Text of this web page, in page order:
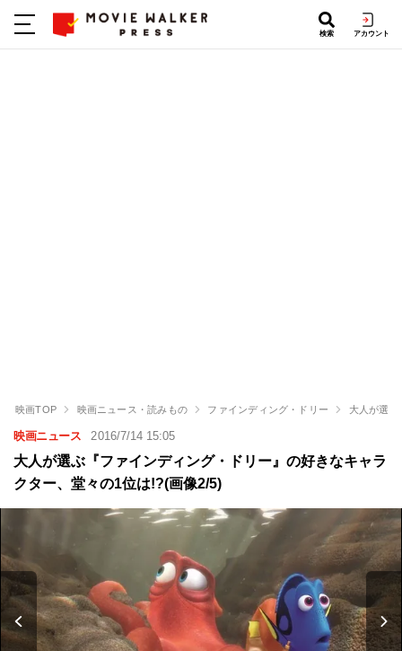
検索 アカウント
映画TOP 映画ニュース・読みもの ファインディング・ドリー 大人が選ぶ
映画ニュース 2016/7/14 15:05
大人が選ぶ『ファインディング・ドリー』の好きなキャラ
クター、堂々の1位は!?(画像2/5)